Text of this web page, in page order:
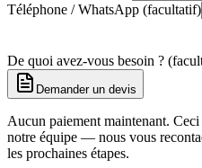
Téléphone / WhatsApp (facultatif)
De quoi avez-vous besoin ?
Demander un devis
Aucun paiement maintenant.
notre équipe — nous vous
les prochaines étapes.